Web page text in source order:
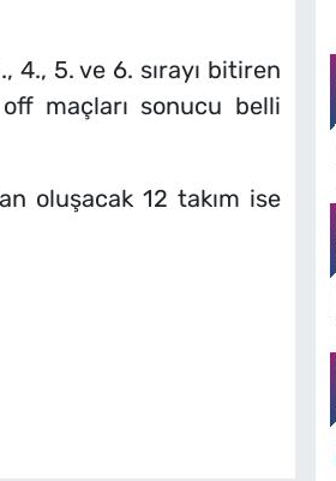
4., 5. ve 6. sırayı bitiren
off maçları sonucu belli
oluşacak 12 takım ise